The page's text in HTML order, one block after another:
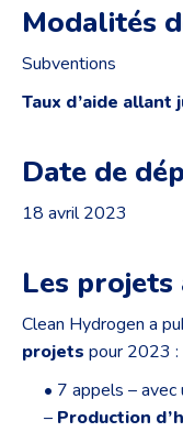
Modalités
Subventions
Taux d’aide allant
Date de
18 avril 2023
Les projets
Clean Hydrogen a
projets pour 2023 :
• 7 appels – avec
– Production